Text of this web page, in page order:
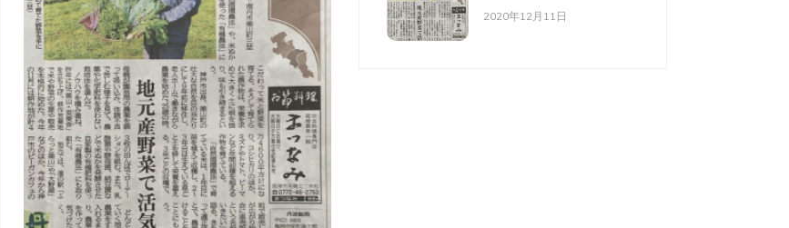
2020年12月11日